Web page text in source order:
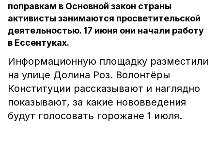
поправкам в Основной закон страны
активисты занимаются просветительской
деятельностью. 17 июня они начали работу
в Ессентуках.
Информационную площадку разместили
на улице Долина Роз. Волонтёры
Конституции рассказывают и наглядно
показывают, за какие нововведения
будут голосовать горожане 1 июля.